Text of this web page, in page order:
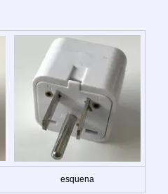
esquena